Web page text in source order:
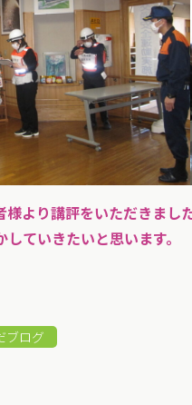
より講評をいただきま
ていきたいと思います。
ブログ